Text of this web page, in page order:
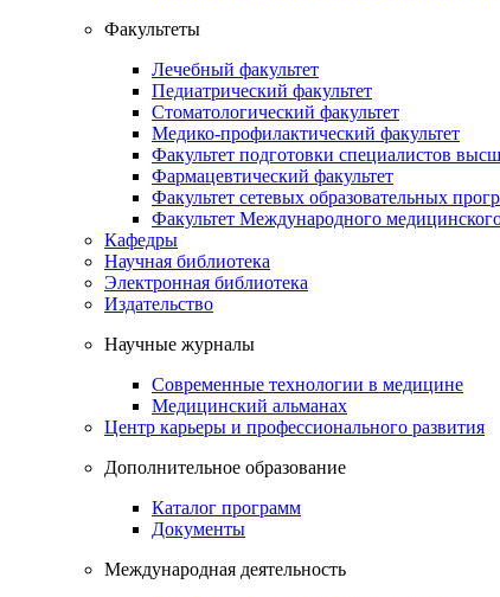
Факультеты
Лечебный факультет
Педиатрический факультет
Стоматологический факультет
Медико-профилактический факультет
Факультет подготовки специалистов
Фармацевтический факультет
Факультет сетевых образовательных
Факультет Международного
Кафедры
Научная библиотека
Электронная библиотека
Издательство
Научные журналы
Современные технологии в медицине
Медицинский альманах
Центр карьеры и профессионального развития
Дополнительное образование
Каталог программ
Документы
Международная деятельность